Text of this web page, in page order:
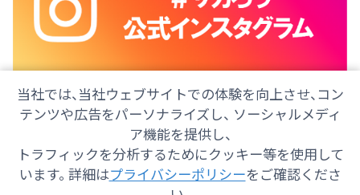
当社では、当社ウェブサイトでの体験を向上させ、コン
テンツや広告をパーソナライズし、 ソーシャルメディ
ア機能を提供し、
トラフィックを分析するためにクッキー等を使用して
います。 詳細はプライバシーポリシーをご確認くださ
会社情報 採用情報 ご意見・ご感想
防災情報
番組情報